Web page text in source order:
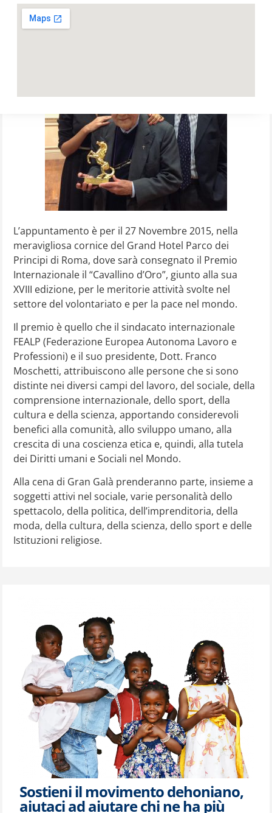
L’appuntamento è per il 27 Novembre 2015, nella
meravigliosa cornice del Grand Hotel Parco dei
Principi di Roma, dove sarà consegnato il Premio
Internazionale il “Cavallino d’Oro”, giunto alla sua
XVIII edizione, per le meritorie attività svolte nel
settore del volontariato e per la pace nel mondo.
Il premio è quello che il sindacato internazionale
FEALP (Federazione Europea Autonoma Lavoro e
Professioni) e il suo presidente, Dott. Franco
Moschetti, attribuiscono alle persone che si sono
distinte nei diversi campi del lavoro, del sociale, della
comprensione internazionale, dello sport, della
cultura e della scienza, apportando considerevoli
benefici alla comunità, allo sviluppo umano, alla
crescita di una coscienza etica e, quindi, alla tutela
dei Diritti umani e Sociali nel Mondo.
Alla cena di Gran Galà prenderanno parte, insieme a
soggetti attivi nel sociale, varie personalità dello
spettacolo, della politica, dell’imprenditoria, della
moda, della cultura, della scienza, dello sport e delle
Istituzioni religiose.
Sostieni il movimento dehoniano,
aiutaci ad aiutare chi ne ha più